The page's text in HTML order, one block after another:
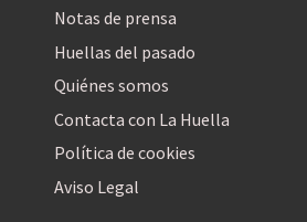
Notas de prensa
Huellas del pasado
Quiénes somos
Contacta con La Huella
Política de cookies
Aviso Legal